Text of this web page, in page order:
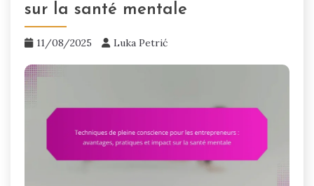
sur la santé mentale
11/08/2025 Luka Petrić